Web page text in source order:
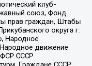
клуб-
союз, Фонд
прав граждан, Штабы
округа г.
Народное
движение
СССР